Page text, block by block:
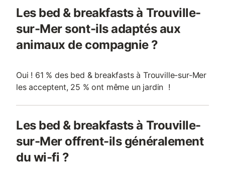
Les bed & breakfasts à Trouville-
sur-Mer sont-ils adaptés aux
animaux de compagnie ?
Oui ! 61 % des bed & breakfasts à Trouville-sur-Mer
les acceptent, 25 % ont même un jardin !
Les bed & breakfasts à Trouville-
sur-Mer offrent-ils généralement
du wi-fi ?